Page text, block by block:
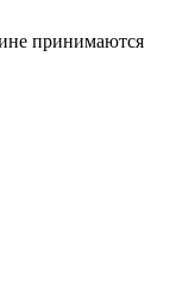
принимаются